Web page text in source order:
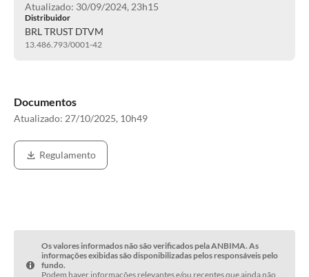
Atualizado: 30/09/2024, 23h15
Distribuidor
BRL TRUST DTVM
13.486.793/0001-42
Documentos
Atualizado: 27/10/2025, 10h49
Regulamento
Os valores informados não são verificados pela ANBIMA. As
informações exibidas são disponibilizadas pelos responsáveis pelo
fundo.
Podem haver informações relevantes e/ou recentes que ainda não